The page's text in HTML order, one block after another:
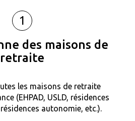
1
des maisons de
retraite
les maisons de retraite
(EHPAD, USLD, résidences
autonomie, etc.).